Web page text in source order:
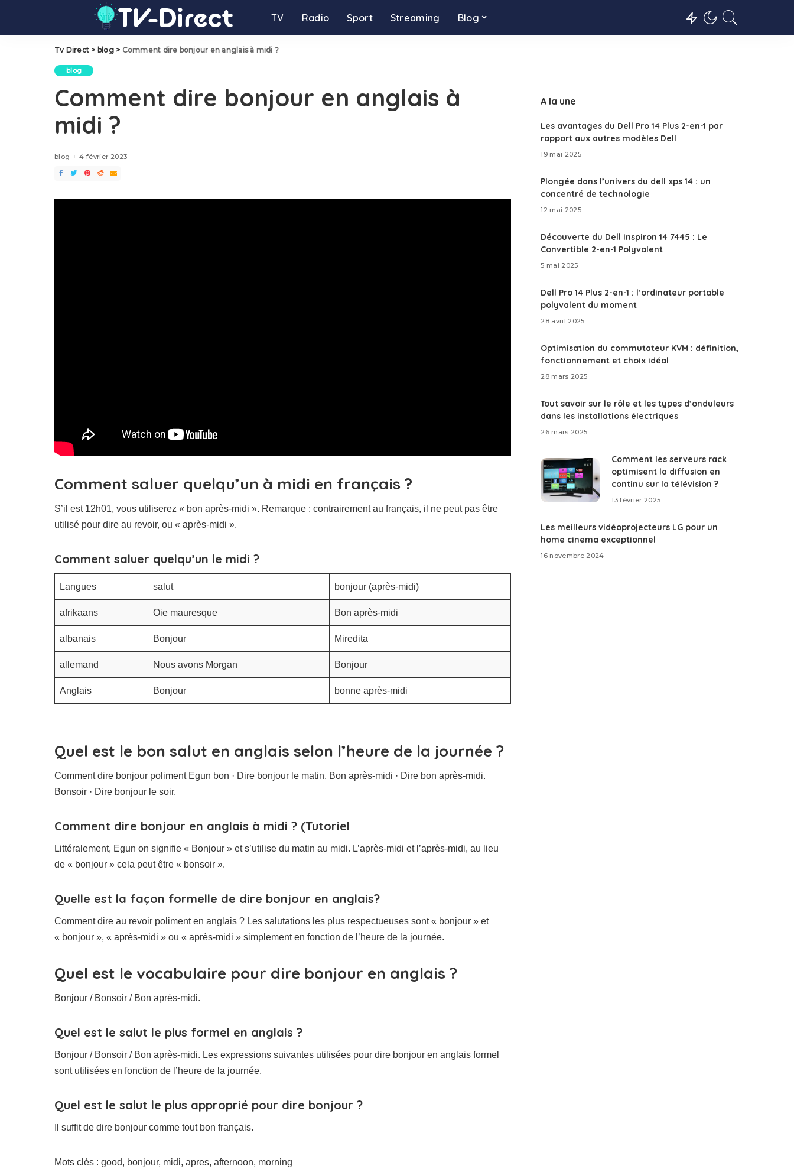
TV Radio Sport Streaming Blog
Tv Direct > blog> Comment dire bonjour en anglais à midi ?
blog
Comment dire bonjour en anglais à
midi ?
blog 4 février 2023
Comment saluer quelqu’un à midi en français ?
S’il est 12h01, vous utiliserez « bon après-midi ». Remarque : contrairement au français, il ne peut pas être
utilisé pour dire au revoir, ou « après-midi ».
Comment saluer quelqu’un le midi ?
Langues salut bonjour (après-midi)
afrikaans Oie mauresque Bon après-midi
albanais Bonjour Miredita
allemand Nous avons Morgan Bonjour
Anglais Bonjour bonne après-midi
Quel est le bon salut en anglais selon l’heure de la journée ?
Comment dire bonjour poliment Egun bon · Dire bonjour le matin. Bon après-midi · Dire bon après-midi.
Bonsoir · Dire bonjour le soir.
Comment dire bonjour en anglais à midi ? (Tutoriel
Littéralement, Egun on signifie « Bonjour » et s’utilise du matin au midi. L’après-midi et l’après-midi, au lieu
de « bonjour » cela peut être « bonsoir ».
Quelle est la façon formelle de dire bonjour en anglais?
Comment dire au revoir poliment en anglais ? Les salutations les plus respectueuses sont « bonjour » et
« bonjour », « après-midi » ou « après-midi » simplement en fonction de l’heure de la journée.
Quel est le vocabulaire pour dire bonjour en anglais ?
Bonjour / Bonsoir / Bon après-midi.
Quel est le salut le plus formel en anglais ?
Bonjour / Bonsoir / Bon après-midi. Les expressions suivantes utilisées pour dire bonjour en anglais formel
sont utilisées en fonction de l’heure de la journée.
Quel est le salut le plus approprié pour dire bonjour ?
Il suffit de dire bonjour comme tout bon français.
Mots clés : good, bonjour, midi, apres, afternoon, morning
A la une
Les avantages du Dell Pro 14 Plus 2-en-1 par
rapport aux autres modèles Dell
19 mai 2025
Plongée dans l’univers du dell xps 14 : un
concentré de technologie
12 mai 2025
Découverte du Dell Inspiron 14 7445 : Le
Convertible 2-en-1 Polyvalent
5 mai 2025
Dell Pro 14 Plus 2-en-1 : l’ordinateur portable
polyvalent du moment
28 avril 2025
Optimisation du commutateur KVM : définition,
fonctionnement et choix idéal
28 mars 2025
Tout savoir sur le rôle et les types d’onduleurs
dans les installations électriques
26 mars 2025
Comment les serveurs rack
optimisent la diffusion en
continu sur la télévision ?
13 février 2025
Les meilleurs vidéoprojecteurs LG pour un
home cinema exceptionnel
16 novembre 2024